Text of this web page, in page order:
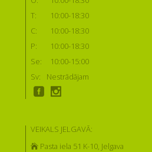
T:
10:00-18:30
C:
10:00-18:30
P:
10:00-18:30
Se:
10:00-15:00
Sv:
Nestrādājam
VEIKALS JELGAVĀ:
Pasta iela 51 K-10, Jelgava